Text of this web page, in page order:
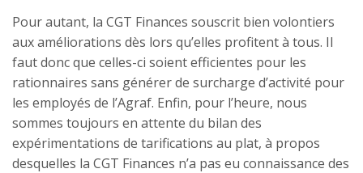
Pour autant, la CGT Finances souscrit bien volontiers
aux améliorations dès lors qu’elles profitent à tous. Il
faut donc que celles-ci soient efficientes pour les
rationnaires sans générer de surcharge d’activité pour
les employés de l’Agraf. Enfin, pour l’heure, nous
sommes toujours en attente du bilan des
expérimentations de tarifications au plat, à propos
desquelles la CGT Finances n’a pas eu connaissance des